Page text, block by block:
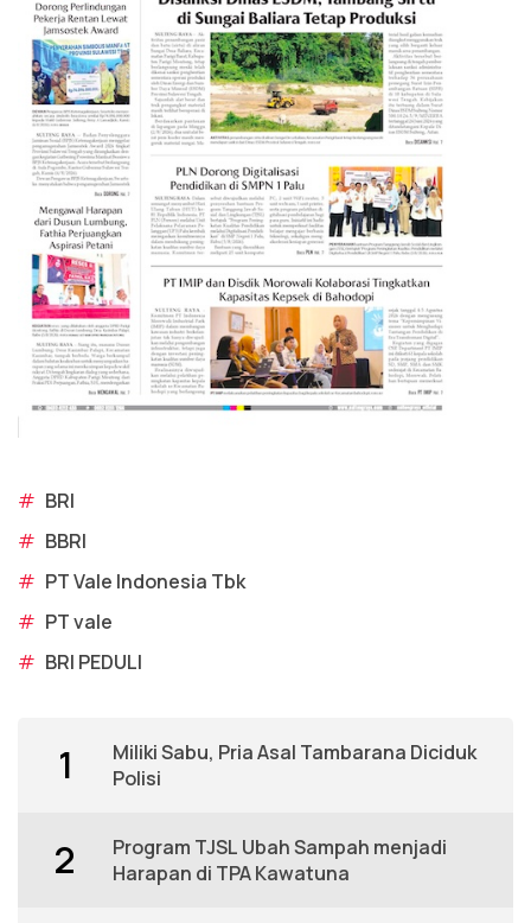
# BRI
# BBRI
# PT Vale Indonesia Tbk
# PT vale
# BRI PEDULI
1
Miliki Sabu, Pria Asal Tambarana Diciduk
Polisi
2
Program TJSL Ubah Sampah menjadi
Harapan di TPA Kawatuna